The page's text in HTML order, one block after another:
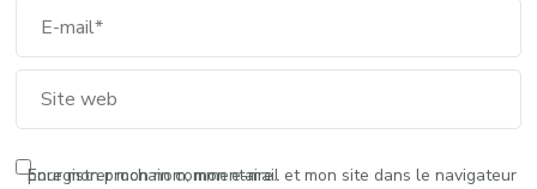
Enregistrer mon nom, mon e-mail et mon site dans le navigateur pour mon prochain commentaire.